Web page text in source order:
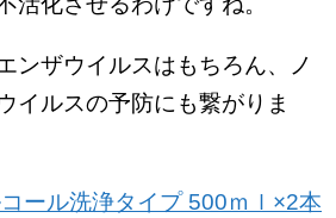
ンザウイルスはもちろん、ノ
イルスの予防にも繋がりま
ール洗浄タイプ 500ｍｌ×2本